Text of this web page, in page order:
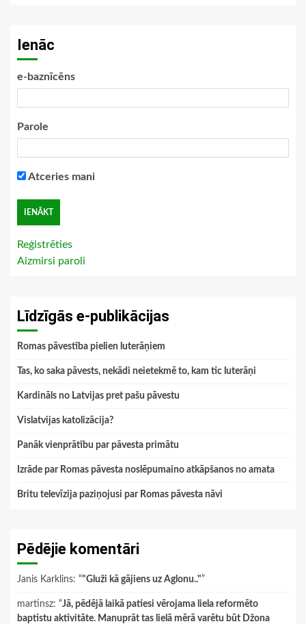
Ienāc
e-baznīcēns
Parole
Atceries mani
Reģistrēties
Aizmirsi paroli
Līdzīgās e-publikācijas
Romas pāvestība pielien luterāņiem
Tas, ko saka pāvests, nekādi neietekmē to, kam tic luterāņi
Kardināls no Latvijas pret pašu pāvestu
Vislatvijas katolizācija?
Panāk vienprātību par pāvesta primātu
Izrāde par Romas pāvesta noslēpumaino atkāpšanos no amata
Britu televīzija paziņojusi par Romas pāvesta nāvi
Pēdējie komentāri
Janis Karklins: “"Gluži kā gājiens uz Aglonu.."”
martinsz: “Jā, pēdējā laikā patiesi vērojama liela reformēto
baptistu aktivitāte. Manuprāt tas lielā mērā varētu būt Džona